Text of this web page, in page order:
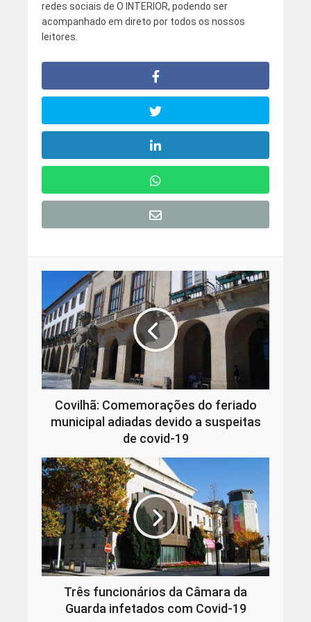
redes sociais de O INTERIOR, podendo ser
acompanhado em direto por todos os nossos
leitores.
Covilhã: Comemorações do feriado
municipal adiadas devido a suspeitas
de covid-19
Três funcionários da Câmara da
Guarda infetados com Covid-19